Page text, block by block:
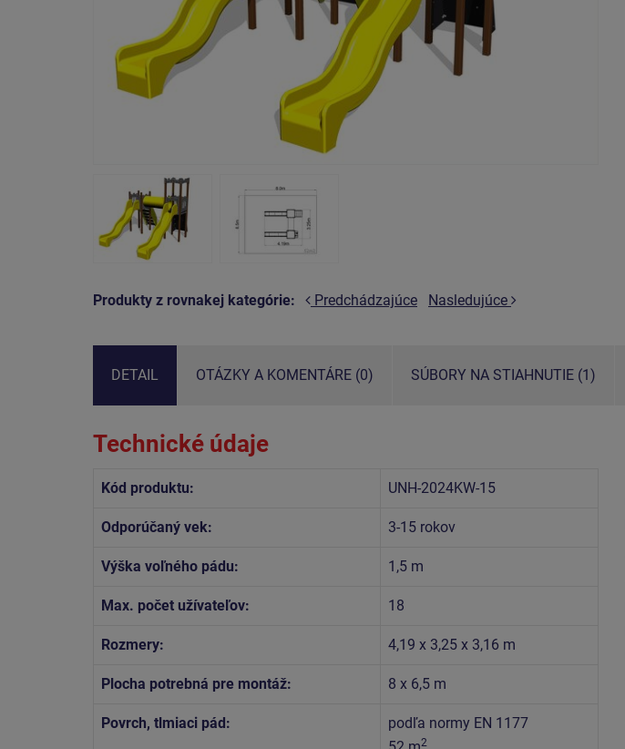
Produkty z rovnakej kategórie: Predchádzajúce Nasledujúce
DETAIL OTÁZKY A KOMENTÁRE (0) SÚBORY NA STIAHNUTIE (1)
Technické údaje
Kód produktu: UNH-2024KW-15
Odporúčaný vek: 3-15 rokov
Výška voľného pádu: 1,5 m
Max. počet užívateľov: 18
Rozmery: 4,19 x 3,25 x 3,16 m
Plocha potrebná pre montáž: 8 x 6,5 m
Povrch, tlmiaci pád:
podľa normy EN 1177
2